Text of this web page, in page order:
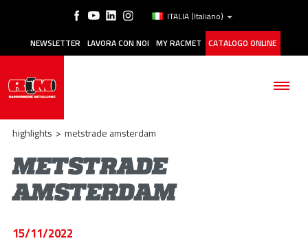
ITALIA (Italiano)
NEWSLETTER LAVORA CON NOI MY RACMET CATALOGO ONLINE
AZIENDA
highlights > metstrade amsterdam
METSTRADE
AMSTERDAM
15/11/2022